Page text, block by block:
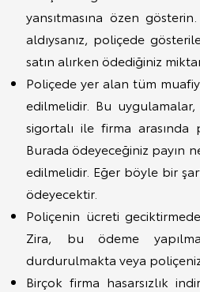
yansıtmasına özen
aldıysanız, poliçede
satın alırken ödediğiniz
Poliçede yer alan tüm
edilmelidir. Bu
sigortalı ile firma arasında
Burada ödeyeceğiniz payın
edilmelidir. Eğer böyle bir
ödeyecektir.
Poliçenin ücreti
Zira, bu ödeme
durdurulmakta veya
Birçok firma hasarsızlık